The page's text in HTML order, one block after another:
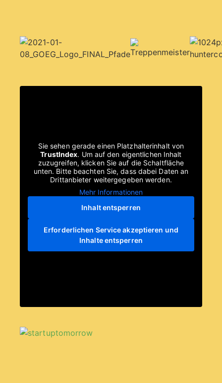
Sie sehen gerade einen Platzhalterinhalt von
TrustIndex. Um auf den eigentlichen Inhalt
zuzugreifen, klicken Sie auf die Schaltfläche
unten. Bitte beachten Sie, dass dabei Daten an
Drittanbieter weitergegeben werden.
Mehr Informationen
Inhalt entsperren
Erforderlichen Service akzeptieren und
Inhalte entsperren